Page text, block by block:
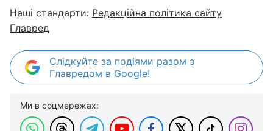
Наші стандарти: Редакційна політика сайту
Главред
Слідкуйте за подіями разом з
Главредом в Google!
Ми в соцмережах: